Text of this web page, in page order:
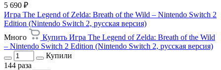
5 690 ₽
Игра The Legend of Zelda: Breath of the Wild – Nintendo Switch 2
Edition (Nintendo Switch 2, русская версия)
Много
Купить Игра The Legend of Zelda: Breath of the Wild
– Nintendo Switch 2 Edition (Nintendo Switch 2, русская версия)
Купили
144 раза